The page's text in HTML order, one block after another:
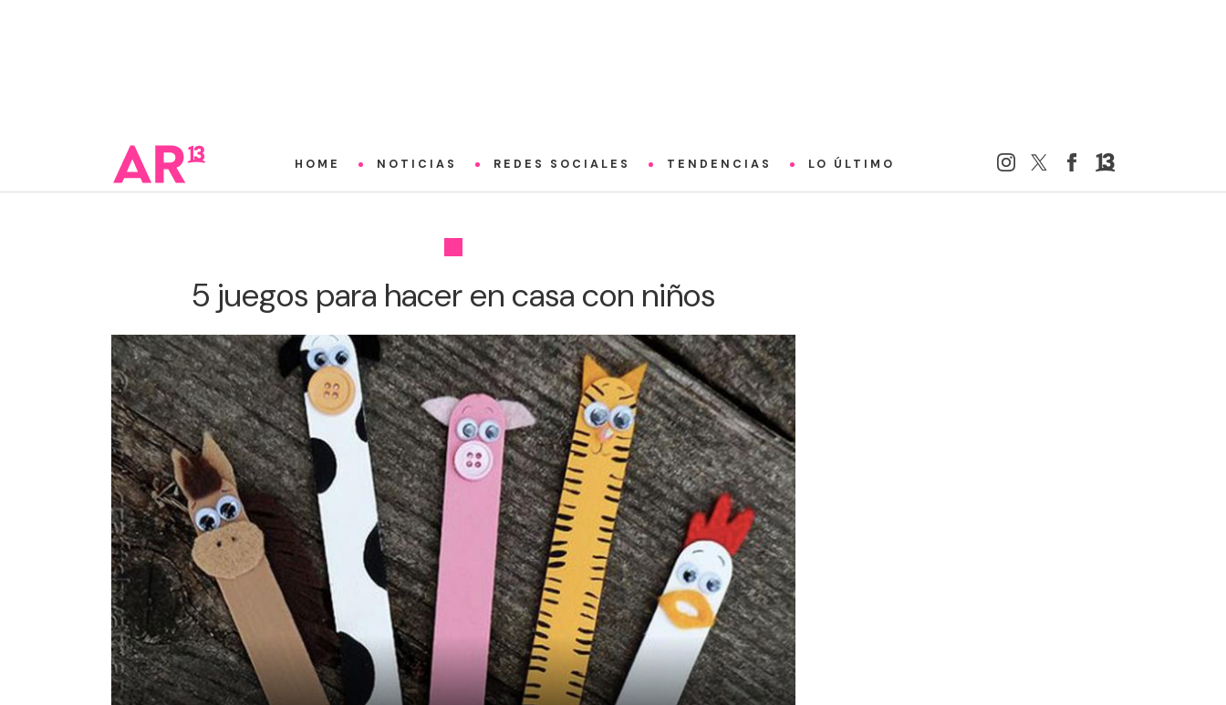
HOME NOTICIAS REDES SOCIALES TENDENCIAS LO ÚLTIMO
5 juegos para hacer en casa con niños